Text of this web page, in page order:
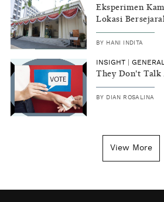
Eksperimen
Lokasi
BY HANI INDITA
INSIGHT
They Don't Talk
BY DIAN ROSALINA
View More